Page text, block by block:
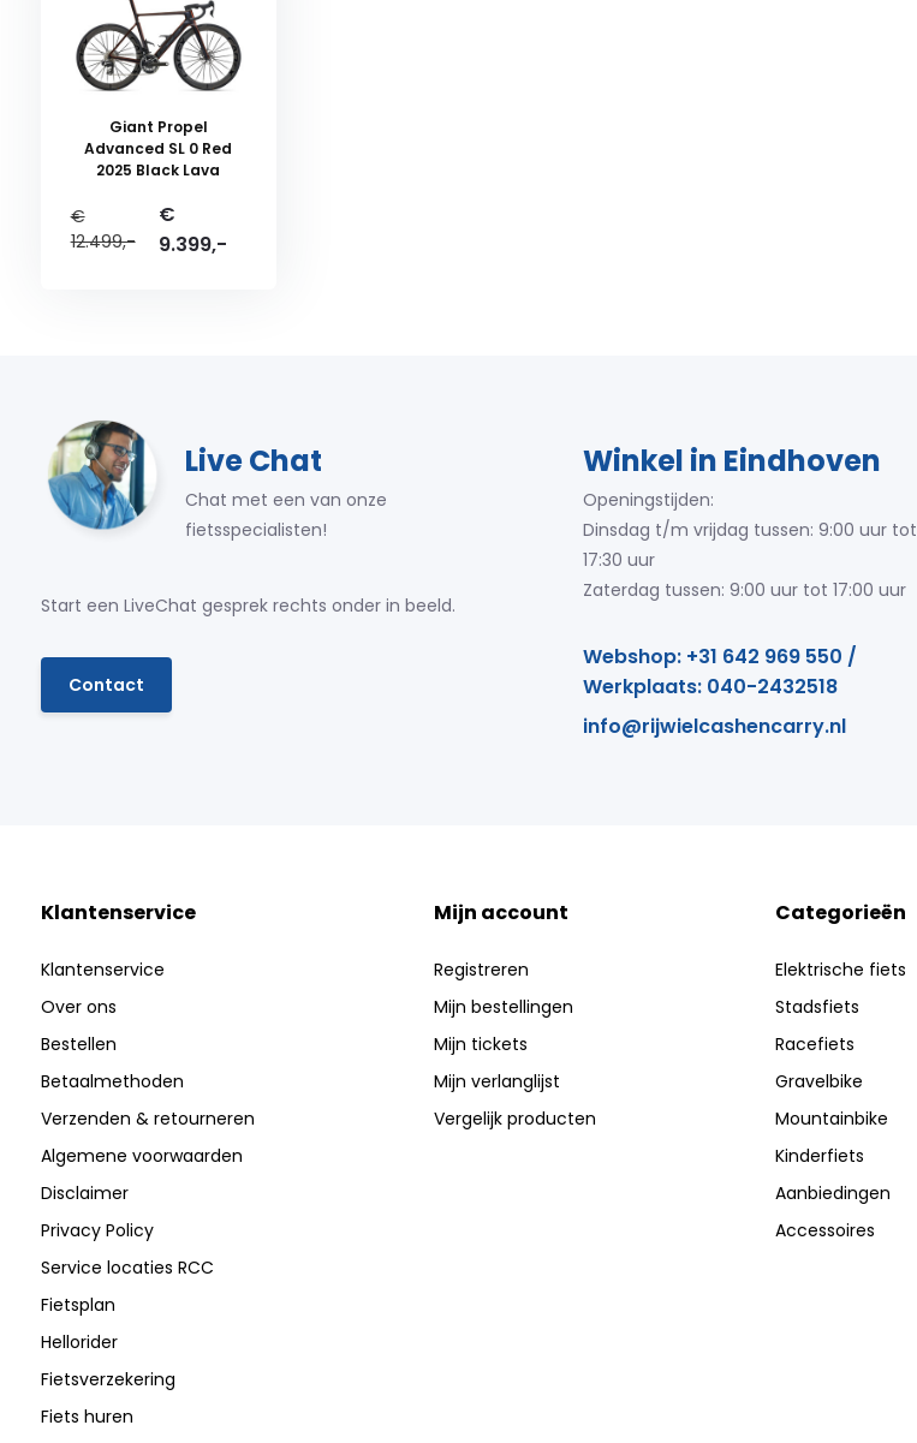
Giant Propel
Advanced SL 0 Red
2025 Black Lava
€
12.499,-
€
9.399,-
Live Chat
Chat met een van onze
fietsspecialisten!
Start een LiveChat gesprek rechts onder in beeld.
Contact
Winkel in Eindhoven
Openingstijden:
Dinsdag t/m vrijdag tussen: 9:00 uur tot
17:30 uur
Zaterdag tussen: 9:00 uur tot 17:00 uur
Webshop: +31 642 969 550 /
Werkplaats: 040-2432518
info@rijwielcashencarry.nl
Klantenservice
Klantenservice
Over ons
Bestellen
Betaalmethoden
Verzenden & retourneren
Algemene voorwaarden
Disclaimer
Privacy Policy
Service locaties RCC
Fietsplan
Hellorider
Fietsverzekering
Fiets huren
Mijn account
Registreren
Mijn bestellingen
Mijn tickets
Mijn verlanglijst
Vergelijk producten
Categorieën
Elektrische fiets
Stadsfiets
Racefiets
Gravelbike
Mountainbike
Kinderfiets
Aanbiedingen
Accessoires